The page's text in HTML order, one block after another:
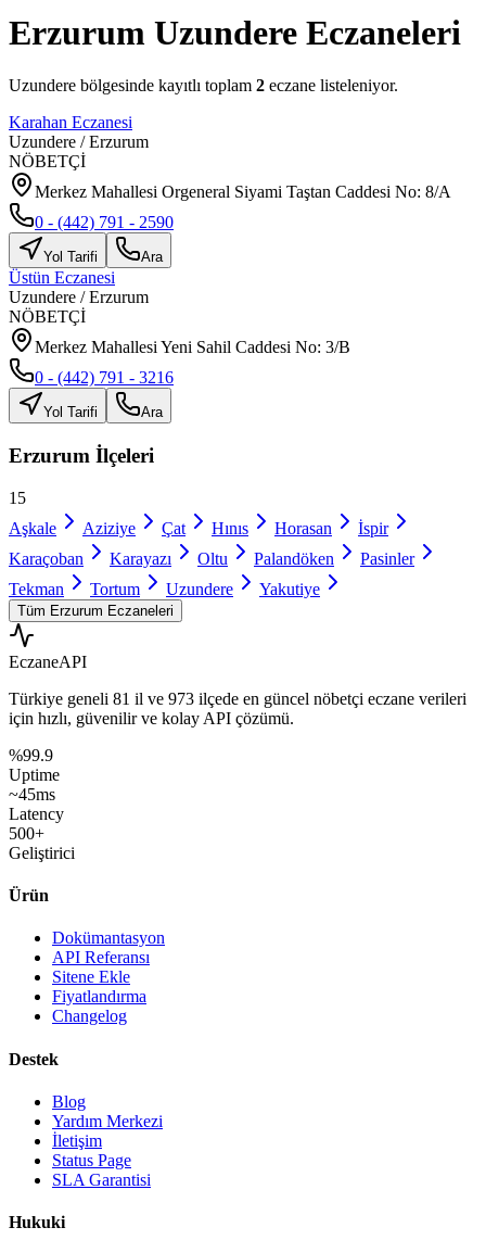
Erzurum Uzundere Eczaneleri
Uzundere bölgesinde kayıtlı toplam 2 eczane listeleniyor.
Karahan Eczanesi
Uzundere /Erzurum
NÖBETÇİ
Merkez Mahallesi Orgeneral Siyami Taştan Caddesi No: 8/A
0 - (442) 791 - 2590
Yol Tarifi Ara
Üstün Eczanesi
Uzundere /Erzurum
NÖBETÇİ
Merkez Mahallesi Yeni Sahil Caddesi No: 3/B
0 - (442) 791 - 3216
Yol Tarifi Ara
Erzurum İlçeleri
15
Aşkale
Aziziye Çat Hınıs Horasan
İspir
Karaçoban
Karayazı Oltu Palandöken
Pasinler
Tekman
Tortum Uzundere Yakutiye
Tüm Erzurum Eczaneleri
EczaneAPI
Türkiye geneli 81 il ve 973 ilçede en güncel nöbetçi eczane verileri
için hızlı, güvenilir ve kolay API çözümü.
%99.9
Uptime
~45ms
Latency
500+
Geliştirici
Ürün
Dokümantasyon
API Referansı
Sitene Ekle
Fiyatlandırma
Changelog
Destek
Blog
Yardım Merkezi
İletişim
Status Page
SLA Garantisi
Hukuki